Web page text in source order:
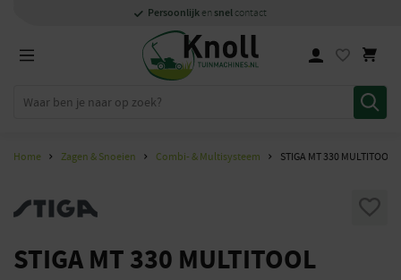
Specialistenmet kennis van zaken
1000m2showroom in Staphorst
Persoonlijk en snel contact
Home Zagen & Snoeien Combi- & Multisysteem STIGA MT 330 MULTITOOL
STIGA MT 330 MULTITOOL